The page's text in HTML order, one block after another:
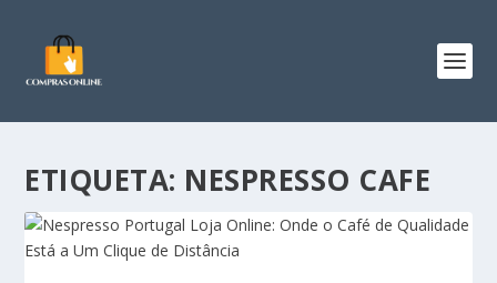
ETIQUETA: NESPRESSO CAFE